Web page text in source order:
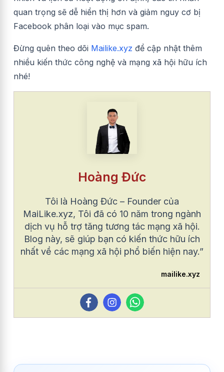
quan trọng sẽ dễ hiển thị hơn và giảm nguy cơ bị
Facebook phân loại vào mục spam.
Đừng quên theo dõi Mailike.xyz để cập nhật thêm
nhiều kiến thức công nghệ và mạng xã hội hữu ích
nhé!
Hoàng Đức
Tôi là Hoàng Đức – Founder của
MaiLike.xyz, Tôi đã có 10 năm trong ngành
dịch vụ hỗ trợ tăng tương tác mạng xã hội.
Blog này, sẽ giúp bạn có kiến thức hữu ích
nhất về các mạng xã hội phổ biến hiện nay.”
mailike.xyz